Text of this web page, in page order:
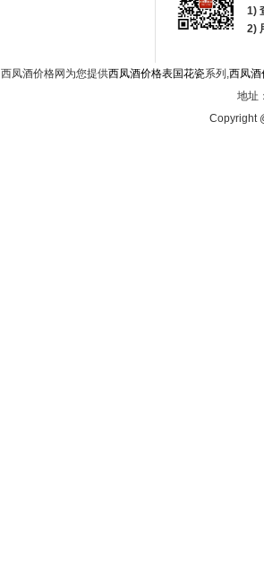
1)
2)
西凤酒价格网为您提供西凤酒价格表国花瓷系列,西凤酒
地址
Copyright